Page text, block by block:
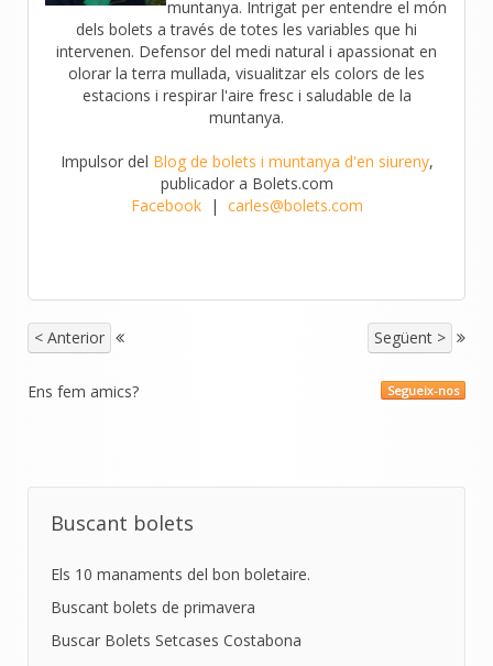
muntanya. Intrigat per entendre el món
dels bolets a través de totes les variables que hi
intervenen. Defensor del medi natural i apassionat en
olorar la terra mullada, visualitzar els colors de les
estacions i respirar l'aire fresc i saludable de la
muntanya.
Impulsor del Blog de bolets i muntanya d'en siureny,
publicador a Bolets.com
Facebook| carles@bolets.com
< Anterior Següent >
Segueix-nos
Ens fem amics?
Buscant bolets
Els 10 manaments del bon boletaire.
Buscant bolets de primavera
Buscar Bolets Setcases Costabona